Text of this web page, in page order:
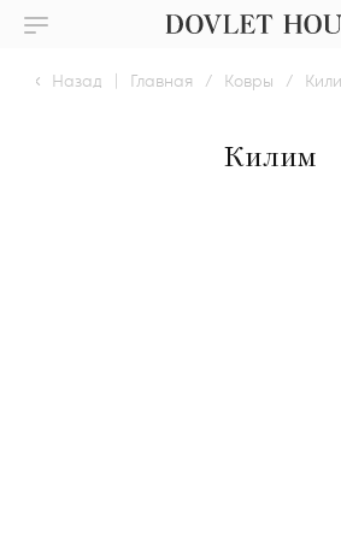
Назад | Главная / Ковры /
Килим